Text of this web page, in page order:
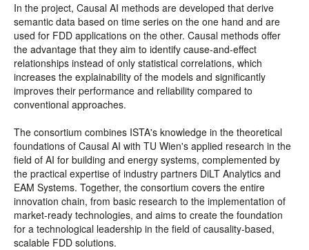
In the project, Causal AI methods are developed that derive
semantic data based on time series on the one hand and are
used for FDD applications on the other. Causal methods offer
the advantage that they aim to identify cause-and-effect
relationships instead of only statistical correlations, which
increases the explainability of the models and significantly
improves their performance and reliability compared to
conventional approaches.
The consortium combines ISTA's knowledge in the theoretical
foundations of Causal AI with TU Wien's applied research in the
field of AI for building and energy systems, complemented by
the practical expertise of industry partners DiLT Analytics and
EAM Systems. Together, the consortium covers the entire
innovation chain, from basic research to the implementation of
market-ready technologies, and aims to create the foundation
for a technological leadership in the field of causality-based,
scalable FDD solutions.